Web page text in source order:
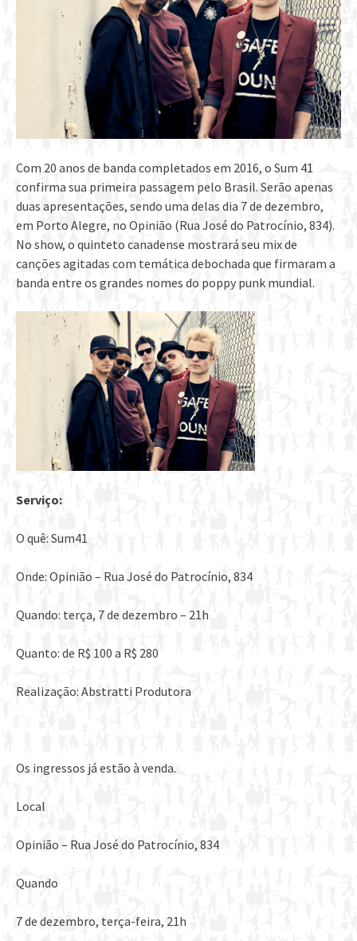
Com 20 anos de banda completados em 2016, o Sum 41
confirma sua primeira passagem pelo Brasil. Serão apenas
duas apresentações, sendo uma delas dia 7 de dezembro,
em Porto Alegre, no Opinião (Rua José do Patrocínio, 834).
No show, o quinteto canadense mostrará seu mix de
canções agitadas com temática debochada que firmaram a
banda entre os grandes nomes do poppy punk mundial.
Serviço:
O quê: Sum41
Onde: Opinião – Rua José do Patrocínio, 834
Quando: terça, 7 de dezembro – 21h
Quanto: de R$ 100 a R$ 280
Realização: Abstratti Produtora
Os ingressos já estão à venda.
Local
Opinião – Rua José do Patrocínio, 834
Quando
7 de dezembro, terça-feira, 21h